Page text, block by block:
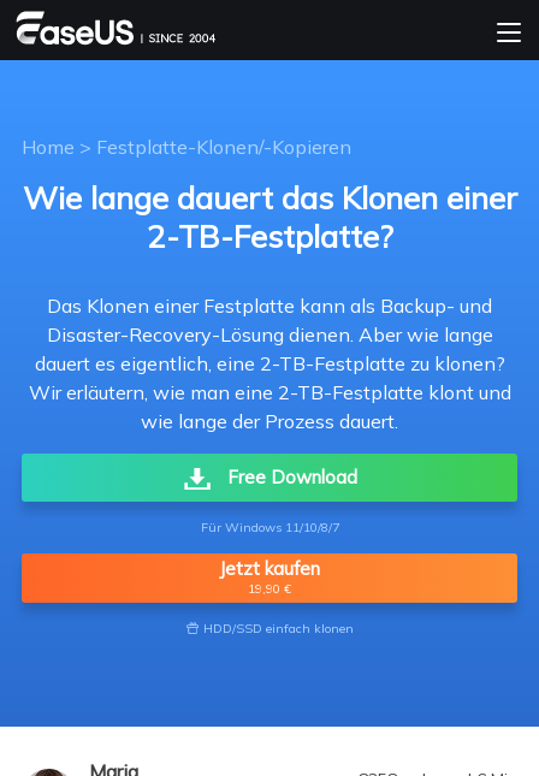
Home > Festplatte-Klonen/-Kopieren
Wie lange dauert das Klonen einer
2-TB-Festplatte?
Das Klonen einer Festplatte kann als Backup- und
Disaster-Recovery-Lösung dienen. Aber wie lange
dauert es eigentlich, eine 2-TB-Festplatte zu klonen?
Wir erläutern, wie man eine 2-TB-Festplatte klont und
wie lange der Prozess dauert.
Free Download
Für Windows 11/10/8/7
Jetzt kaufen
19,90 €
 HDD/SSD einfach klonen
Maria